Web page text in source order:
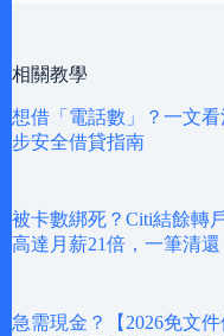
相關教學
想借「電話數」？一文
步安全借貸指南
被卡數綁死？Citi結餘轉
高達月薪21倍，一筆清
急需現金？【2026免文